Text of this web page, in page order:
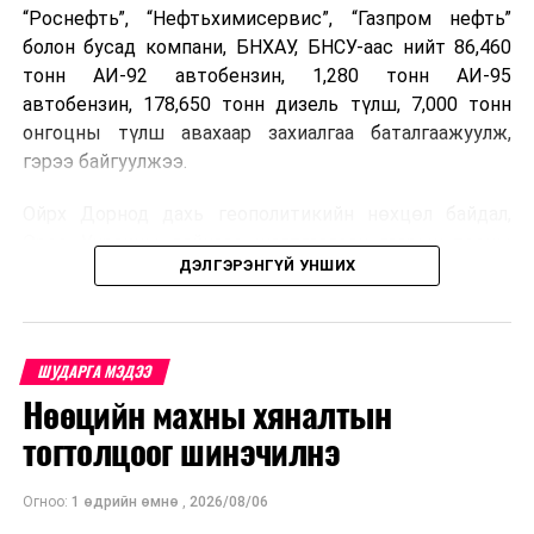
“Роснефть”, “Нефтьхимисервис”, “Газпром нефть”
болон бусад компани, БНХАУ, БНСУ-аас нийт 86,460
тонн АИ-92 автобензин, 1,280 тонн АИ-95
автобензин, 178,650 тонн дизель түлш, 7,000 тонн
онгоцны түлш авахаар захиалгаа баталгаажуулж,
гэрээ байгуулжээ.
Орос, Украины дайнаас шалтгаалсан газрын тосны
үнийн өсөлт дэлхийн зах зээлд буураагүй байна.
дахин өсөж, ОХУ болон бусад эх үүсвэрээс худалдан
авах шатахууны үнэ 1,200-2,000 ам.долларт хүрчээ.
Иймд дотоодын зах зээл дэх үнийн өсөлтийг
сааруулахын тулд гаалийн болон онцгой албан
татварыг тэглэх шаардлага үүссэнийг салбарын сайд
танилцуулсан байна.
ДЭЛГЭРЭНГҮЙ УНШИХ
ШУДАРГА МЭДЭЭ
Нөөцийн махны хяналтын
тогтолцоог шинэчилнэ
Огноо: 1 өдрийн өмнө , 2026/08/06